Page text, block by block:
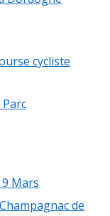
cycliste
Mars
de